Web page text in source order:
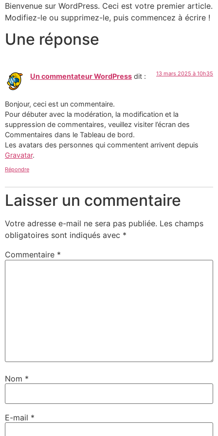
Bienvenue sur WordPress. Ceci est votre premier article.
Modifiez-le ou supprimez-le, puis commencez à écrire !
Une réponse
Un commentateur WordPress dit : 13 mars 2025 à 10h35
Bonjour, ceci est un commentaire.
Pour débuter avec la modération, la modification et la
suppression de commentaires, veuillez visiter l’écran des
Commentaires dans le Tableau de bord.
Les avatars des personnes qui commentent arrivent depuis
Gravatar.
Répondre
Laisser un commentaire
Votre adresse e-mail ne sera pas publiée. Les champs
obligatoires sont indiqués avec *
Commentaire *
Nom *
E-mail *